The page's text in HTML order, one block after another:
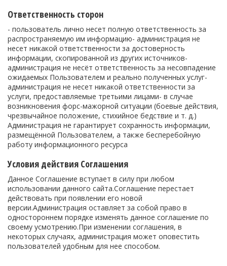
Ответственность сторон
- пользователь лично несет полную ответственность за
распространяемую им информацию- администрация не
несет никакой ответственности за достоверность
информации, скопированной из других источников-
администрация не несёт ответственность за несовпадение
ожидаемых Пользователем и реально полученных услуг-
администрация не несет никакой ответственности за
услуги, предоставляемые третьими лицами- в случае
возникновения форс-мажорной ситуации (боевые действия,
чрезвычайное положение, стихийное бедствие и т. д.)
Администрация не гарантирует сохранность информации,
размещённой Пользователем, а также бесперебойную
работу информационного ресурса
Условия действия Соглашения
Данное Соглашение вступает в силу при любом
использовании данного сайта.Соглашение перестает
действовать при появлении его новой
версии.Администрация оставляет за собой право в
одностороннем порядке изменять данное соглашение по
своему усмотрению.При изменении соглашения, в
некоторых случаях, администрация может оповестить
пользователей удобным для нее способом.